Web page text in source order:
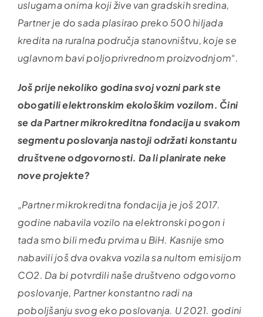
uslugama onima koji žive van gradskih sredina,
Partner je do sada plasirao preko 500 hiljada
kredita na ruralna područja stanovništvu, koje se
uglavnom bavi poljoprivrednom proizvodnjom“.
Još prije nekoliko godina svoj vozni park ste
obogatili elektronskim ekološkim vozilom. Čini
se da Partner mikrokreditna fondacija u svakom
segmentu poslovanja nastoji održati konstantu
društvene odgovornosti. Da li planirate neke
nove projekte?
„Partner mikrokreditna fondacija je još 2017.
godine nabavila vozilo na elektronski pogon i
tada smo bili među prvima u BiH. Kasnije smo
nabavili još dva ovakva vozila sa nultom emisijom
CO2. Da bi potvrdili naše društveno odgovorno
poslovanje, Partner konstantno radi na
poboljšanju svog eko poslovanja. U 2021. godini